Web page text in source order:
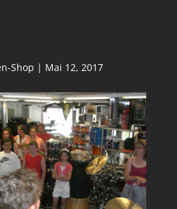
Shop | Mai 12, 2017